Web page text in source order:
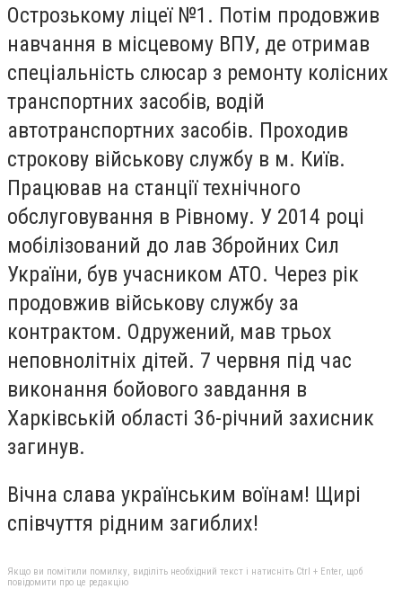
Острозькому ліцеї №1. Потім продовжив
навчання в місцевому ВПУ, де отримав
спеціальність слюсар з ремонту колісних
транспортних засобів, водій
автотранспортних засобів. Проходив
строкову військову службу в м. Київ.
Працював на станції технічного
обслуговування в Рівному. У 2014 році
мобілізований до лав Збройних Сил
України, був учасником АТО. Через рік
продовжив військову службу за
контрактом. Одружений, мав трьох
неповнолітніх дітей. 7 червня під час
виконання бойового завдання в
Харківській області 36-річний захисник
загинув.
Вічна слава українським воїнам! Щирі
співчуття рідним загиблих!
Якщо ви помітили помилку, виділіть необхідний текст і натисніть Ctrl + Enter, щоб
повідомити про це редакцію